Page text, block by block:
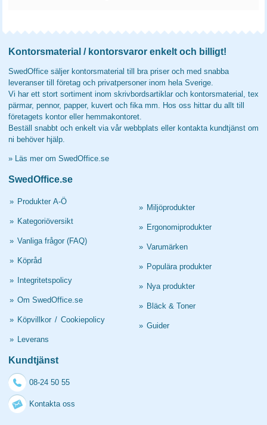
Kontorsmaterial / kontorsvaror enkelt och billigt!
SwedOffice säljer kontorsmaterial till bra priser och med snabba
leveranser till företag och privatpersoner inom hela Sverige.
Vi har ett stort sortiment inom skrivbordsartiklar och kontorsmaterial, tex
pärmar, pennor, papper, kuvert och fika mm. Hos oss hittar du allt till
företagets kontor eller hemmakontoret.
Beställ snabbt och enkelt via vår webbplats eller kontakta kundtjänst om
ni behöver hjälp.
» Läs mer om SwedOffice.se
SwedOffice.se
» Produkter A-Ö
» Kategoriöversikt
» Vanliga frågor (FAQ)
» Köpråd
» Integritetspolicy
» Om SwedOffice.se
» Köpvillkor / Cookiepolicy
» Leverans
» Miljöprodukter
» Ergonomiprodukter
» Varumärken
» Populära produkter
» Nya produkter
» Bläck & Toner
» Guider
Kundtjänst
08-24 50 55
Kontakta oss